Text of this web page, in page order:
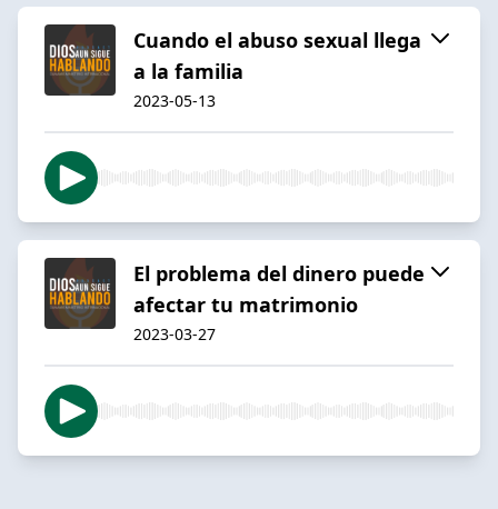
Cuando el abuso sexual llega
a la familia
2023-05-13
El problema del dinero puede
afectar tu matrimonio
2023-03-27